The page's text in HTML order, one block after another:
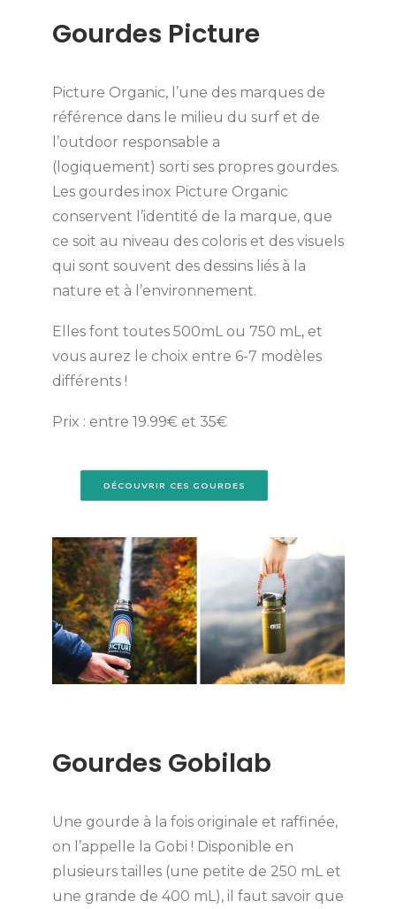
Gourdes Picture
Picture Organic, l’une des marques de
référence dans le milieu du surf et de
l’outdoor responsable a
(logiquement) sorti ses propres gourdes.
Les gourdes inox Picture Organic
conservent l’identité de la marque, que
ce soit au niveau des coloris et des visuels
qui sont souvent des dessins liés à la
nature et à l’environnement.
Elles font toutes 500mL ou 750 mL, et
vous aurez le choix entre 6-7 modèles
différents !
Prix : entre 19.99€ et 35€
DÉCOUVRIR CES GOURDES
Gourdes Gobilab
Une gourde à la fois originale et raffinée,
on l’appelle la Gobi ! Disponible en
plusieurs tailles (une petite de 250 mL et
une grande de 400 mL), il faut savoir que